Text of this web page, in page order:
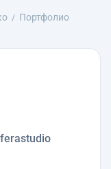
Портфолио